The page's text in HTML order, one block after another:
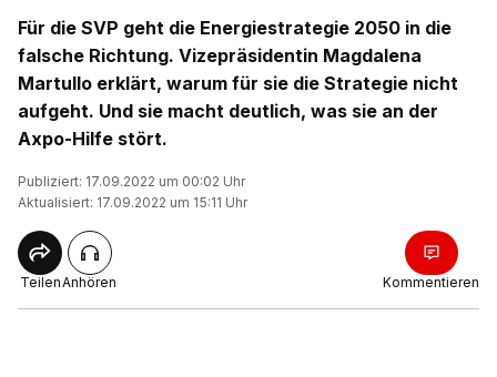
Für die SVP geht die Energiestrategie 2050 in die
falsche Richtung. Vizepräsidentin Magdalena
Martullo erklärt, warum für sie die Strategie nicht
aufgeht. Und sie macht deutlich, was sie an der
Axpo-Hilfe stört.
Publiziert: 17.09.2022 um 00:02 Uhr
Aktualisiert: 17.09.2022 um 15:11 Uhr
TeilenAnhören Kommentieren